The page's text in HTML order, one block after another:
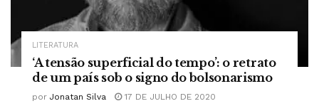
LITERATURA
‘A tensão superficial do tempo’: o retrato
de um país sob o signo do bolsonarismo
por Jonatan Silva 17 DE JULHO DE 2020